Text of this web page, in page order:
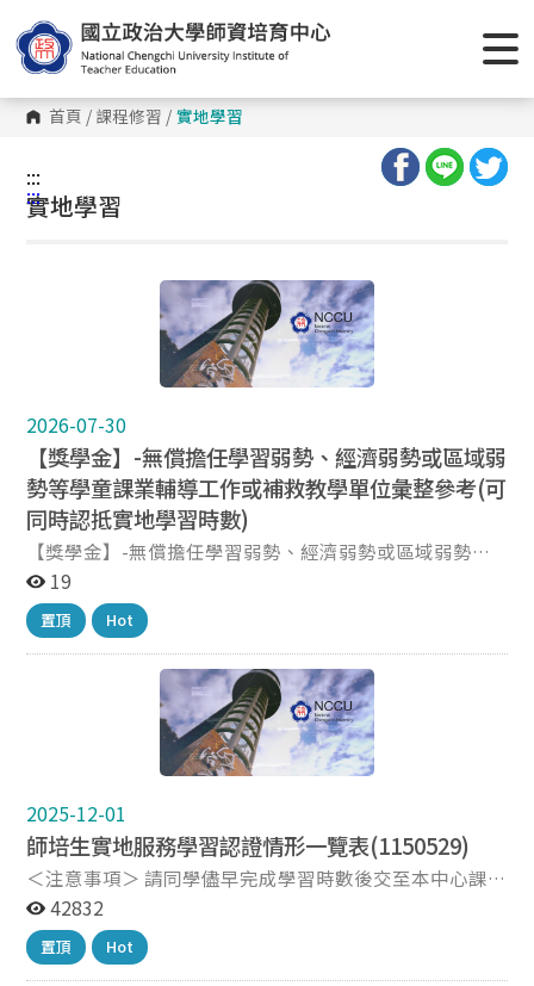
首頁 / 課程修習 / 實地學習
:::
:::
實地學習
2026-07-30
【獎學金】-無償擔任學習弱勢、經濟弱勢或區域弱
勢等學童課業輔導工作或補救教學單位彙整參考(可
同時認抵實地學習時數)
【獎學金】-無償擔任學習弱勢、經濟弱勢或區域弱勢等
學童課業輔導工作或補救教學單位彙整參考(可同時認抵
實地學習時數) 單位 順興社區發展協會 國立政治大學教
師研習中心 社團法人台灣拾穗社區服務關懷協會 明興白
屋而紹據點 元太慈愛人文推廣協進會 教育部數位學伴計
務資訊係參考近年學長姐服務經驗彙整，實際職缺及服務
內容請逕向各單位洽詢。
19
置頂 Hot
2025-12-01
師培生實地服務學習認證情形一覽表(1150529)
＜注意事項＞ 請同學儘早完成學習時數後交至本中心課程
組認證！當年申請教育實習者，最遲請於學期結束一週前
繳交！ 如有疑問歡迎洽詢課程組辦公室，或
email:1t3@nccu.edu.tw。
42832
置頂 Hot